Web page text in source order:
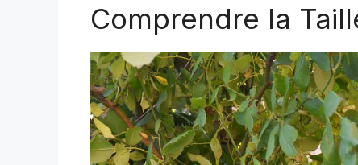
Comprendre la